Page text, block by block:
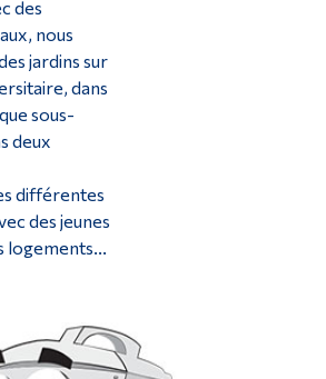
des
nous
jardins sur
dans
sous-
deux
différentes
des jeunes